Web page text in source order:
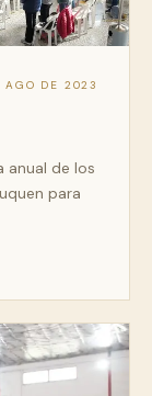
AGO DE 2023
anual de los
para